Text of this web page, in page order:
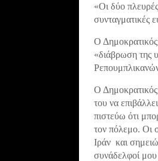
«Οι δύο
συνταγματικές
Ο
«διάβρωση της
Ο Δημοκρατικός
του να
πιστεύω ότι
τον πόλεμο. Οι
Ιράν και
συνάδελφοί μου